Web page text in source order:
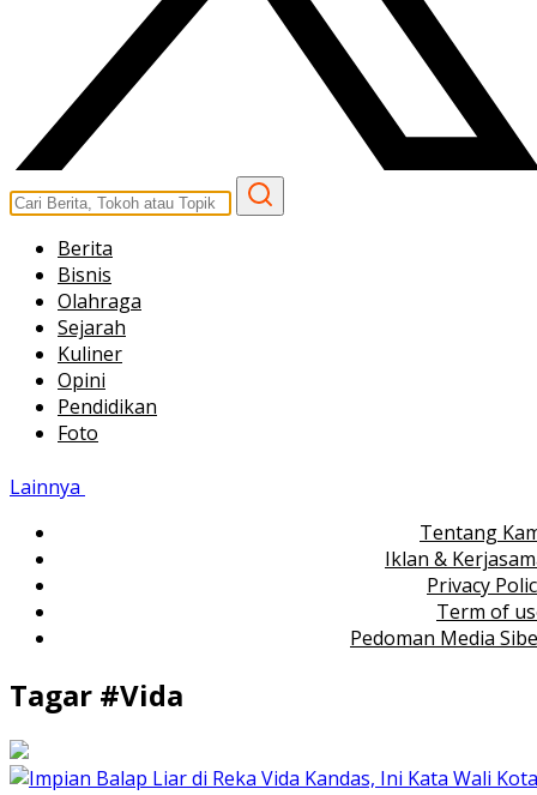
Berita
Bisnis
Olahraga
Sejarah
Kuliner
Opini
Pendidikan
Foto
Lainnya
Tentang
Iklan &
Privacy
Term of
Pedoman Media
Tagar #Vida